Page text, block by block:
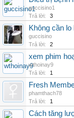
guccisino1
Trả lời:
3
Không cần
guccisino
Trả lời:
2
xem phim
wthoinay9
Trả lời:
1
Fresh
phamthach78
Trả lời:
1
Cách tăng